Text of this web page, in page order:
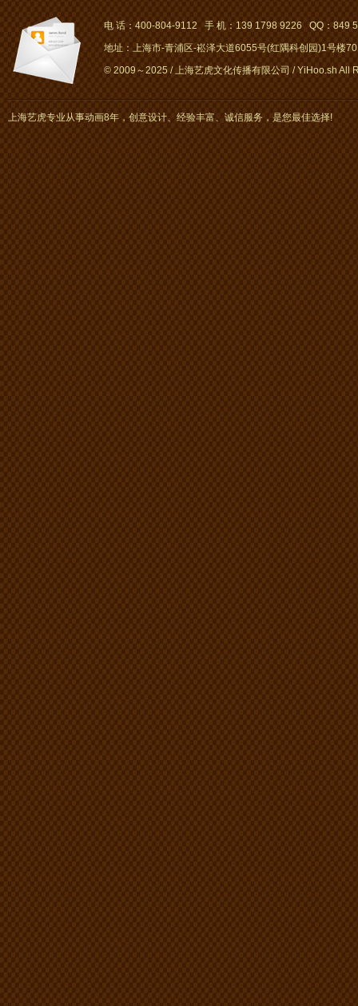
电 话：400-804-9112 手 机：139 1798 9226 QQ：849
地址：上海市-青浦区-崧泽大道6055号(红隅科创园)1号楼
© 2009～2025 / 上海艺虎文化传播有限公司 / YiHoo.sh All
上海艺虎专业从事动画8年，创意设计、经验丰富、诚信服务，是您最佳选择!